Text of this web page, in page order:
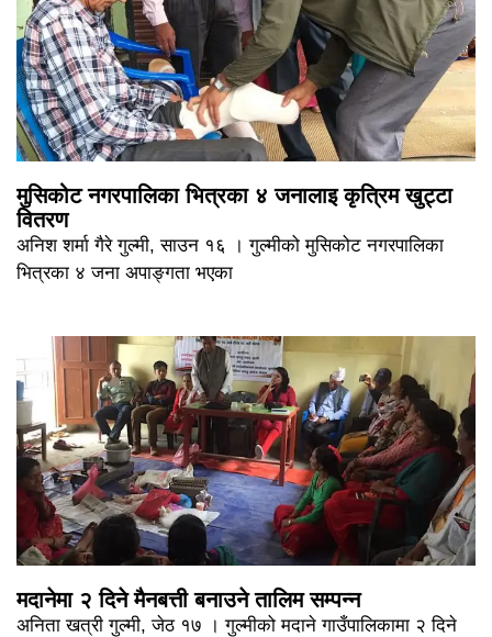
मुसिकोट नगरपालिका भित्रका ४ जनालाइ कृत्रिम खुट्टा
वितरण
अनिश शर्मा गैरे गुल्मी, साउन १६ । गुल्मीको मुसिकोट नगरपालिका
भित्रका ४ जना अपाङ्गता भएका
मदानेमा २ दिने मैनबत्ती बनाउने तालिम सम्पन्न
अनिता खत्री गुल्मी, जेठ १७ । गुल्मीको मदाने गाउँपालिकामा २ दिने